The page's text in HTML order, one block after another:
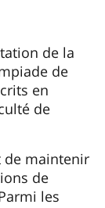
de la
de
en
de
de maintenir
de
les